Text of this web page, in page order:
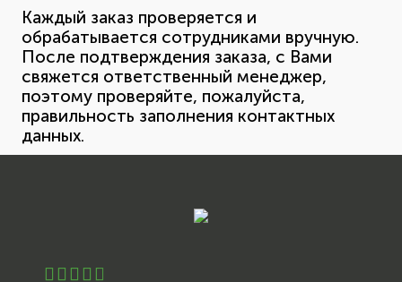
Каждый заказ проверяется и
обрабатывается сотрудниками вручную.
После подтверждения заказа, с Вами
свяжется ответственный менеджер,
поэтому проверяйте, пожалуйста,
правильность заполнения контактных
данных.